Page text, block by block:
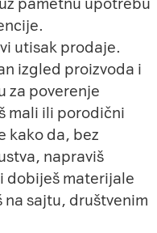
utisak prodaje.
izgled proizvoda i
za poverenje
mali ili porodični
kako da, bez
napraviš
dobiješ materijale
na sajtu, društvenim